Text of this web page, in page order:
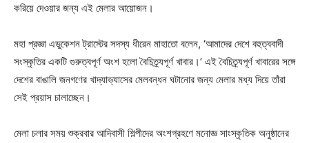
করিয়ে দেওয়ার জন্য এই মেলার আয়োজন।
মহা প্রজ্ঞা এডুকেশন ট্রাস্টের সদস্য ধীরেন মাহাতো বলেন, ‘আমাদের দেশে বহুত্ববাদী
সংস্কৃতির একটি গুরুত্বপূর্ণ অংশ হলো বৈচিত্র্যপূর্ণ খাবার।’ এই বৈচিত্র্যপূর্ণ খাবারের সঙ্গে
দেশের বাঙালি জনগণের খাদ্যাভ্যাসের মেলবন্ধন ঘটানোর জন্য মেলার মধ্য দিয়ে তাঁরা
সেই প্রয়াস চালাচ্ছেন।
মেলা চলার সময় শুক্রবার আদিবাসী শিল্পীদের অংশগ্রহণে মনোজ্ঞ সাংস্কৃতিক অনুষ্ঠানের